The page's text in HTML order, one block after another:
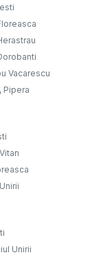
Vacarescu
Pipera
Unirii